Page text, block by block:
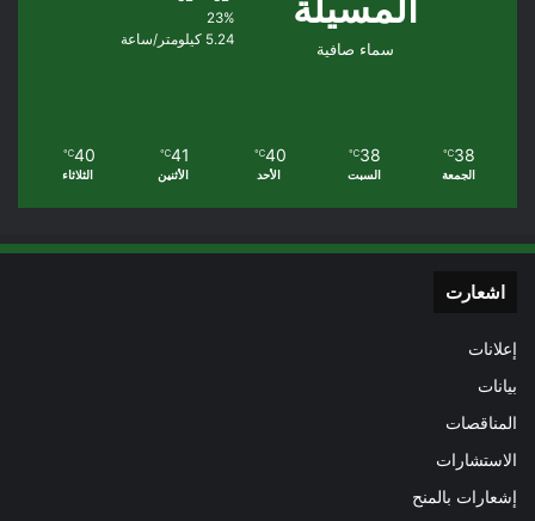
سماء صافية
23%
5.24 كيلومتر/ساعة
38
℃
الجمعة
38
℃
السبت
40
℃
الأحد
41
℃
الأثنين
40
℃
الثلاثاء
اشعارت
إعلانات
بيانات
المناقصات
الاستشارات
إشعارات بالمنح